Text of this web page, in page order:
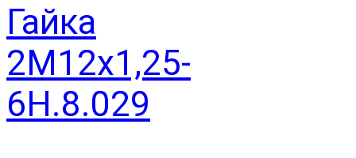
Гайка
2М12х1,25-
6Н.8.029